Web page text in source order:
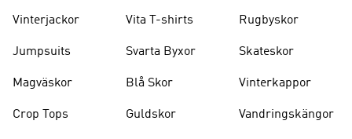
Vinterjackor
Jumpsuits
Magväskor
Crop Tops
Vita T-shirts
Svarta Byxor
Blå Skor
Guldskor
Rugbyskor
Skateskor
Vinterkappor
Vandringskängor